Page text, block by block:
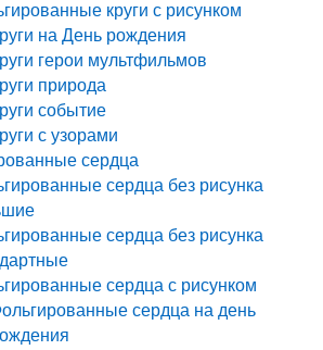
круги с рисунком
на День рождения
герои мультфильмов
природа
событие
с узорами
сердца
сердца без рисунка
сердца без рисунка
сердца с рисунком
сердца на день